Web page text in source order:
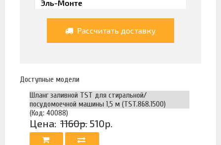
Рассчитать доставку
Доступные модели
Шланг заливной TST для стиральной/
посудомоечной машины 1,5 м (TST.868.1500)
(Код: 40088)
Цена: 1160р. 510р.